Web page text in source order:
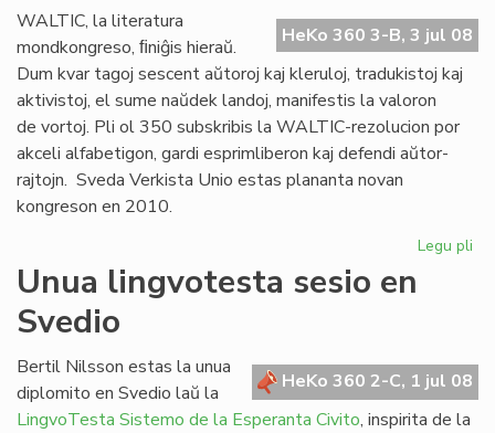
HeKo 360 3-B, 3 jul 08
WALTIC, la literatura
mondkongreso, ﬁniĝis hieraŭ.
Dum kvar tagoj sescent aŭtoroj kaj kleruloj, tradukistoj kaj
aktivistoj, el sume naŭdek landoj, manifestis la valoron
de vortoj. Pli ol 350 subskribis la WALTIC-rezolucion por
akceli alfabetigon, gardi esprimliberon kaj defendi aŭtor-
rajtojn. Sveda Verkista Unio estas plananta novan
kongreson en 2010.
Legu pli
Unua lingvotesta sesio en
Svedio
HeKo 360 2-C, 1 jul 08
Bertil Nilsson estas la unua
diplomito en Svedio laŭ la
LingvoTesta Sistemo de la Esperanta Civito, inspirita de la